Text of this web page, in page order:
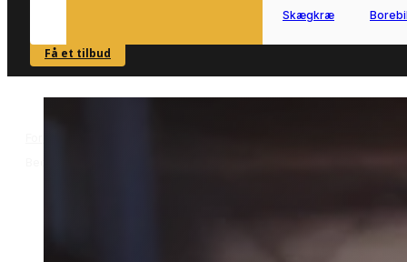
SE OVERSIGT
Skægkræ
Få et tilbud